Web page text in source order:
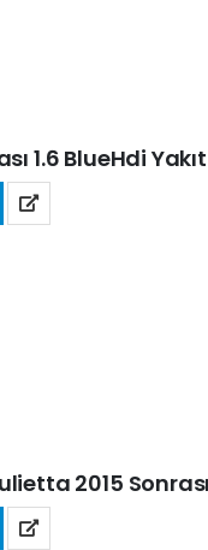
1.6 BlueHdi
2015